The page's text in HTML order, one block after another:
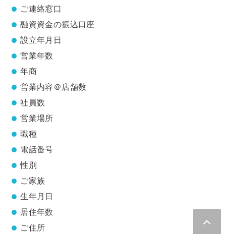
ご連絡窓口
融資資金の振込口座
設立年月日
営業年数
年商
営業内容＠店舗数
社員数
営業場所
職種
電話番号
性別
ご家族
生年月日
居住年数
ご住所